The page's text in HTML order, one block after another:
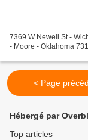
7369 W Newell St - Wichita - Kansas
- Moore - Oklahoma
< Page
Hébergé par
Top articles